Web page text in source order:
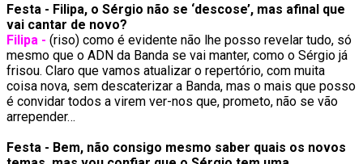
Festa - Filipa, o Sérgio não se ‘descose’, mas afinal que
vai cantar de novo?
Filipa - (riso) como é evidente não lhe posso revelar tudo, só
mesmo que o ADN da Banda se vai manter, como o Sérgio já
frisou. Claro que vamos atualizar o repertório, com muita
coisa nova, sem descaterizar a Banda, mas o mais que posso
é convidar todos a virem ver-nos que, prometo, não se vão
arrepender…
Festa - Bem, não consigo mesmo saber quais os novos